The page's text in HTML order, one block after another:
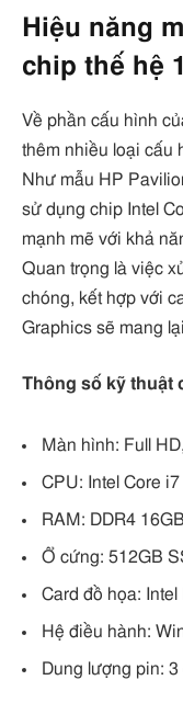
Hiệu năng
chip thế hệ
Về phần cấu hình
thêm nhiều loại cấu
Như mẫu HP
sử dụng chip Intel
mạnh mẽ với khả
Quan trọng là việc
chóng, kết hợp với
Graphics sẽ mang
Thông số kỹ thuật
Màn hình: Full
CPU: Intel Core
RAM: DDR4 16GB
Ổ cứng: 512GB
Card đồ họa:
Hệ điều hành:
Dung lượng pin: 3